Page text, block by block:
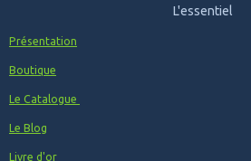
L'essentiel
Présentation
Boutique
Le Catalogue
Le Blog
Livre d'or